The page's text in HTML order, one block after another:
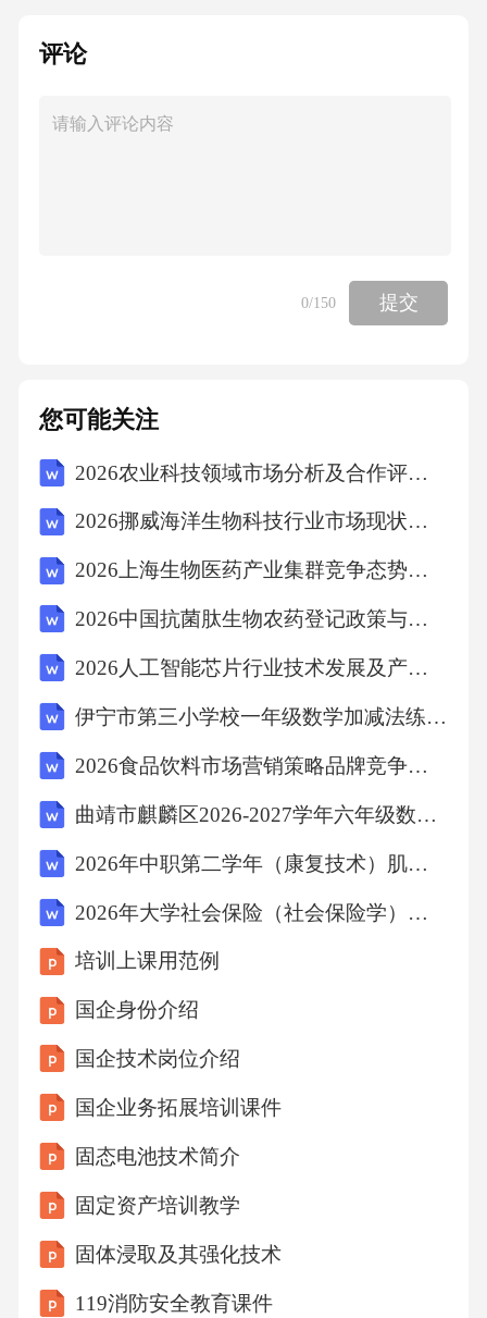
问卷简洁明了根据评估目标选择封闭式或开放
合适的问卷类型对收集的数据进行统计分析，
形式及讲师表现的直接反馈。设计问卷调查010
2组织小组讨论，鼓励参与者分享培训体验，以
训感受和改进建议，获取个性化反馈。实施一
对一访谈分析培训成效通过问卷或访谈形式收
集学员对培训内容、方式和讲师的满意度，以
测试，评估学员在培训前后技能水平的变化，
以量化培训效果。技能掌握测试跟踪学员在培
训后的工作表现和绩效提升，分析培训对长期
工作成效的影响。长期绩效跟踪培训资源管理0
资料数字化存储，便于检索和共享。电子化资
料管理对于无法电子化的资料，如实体书籍或
手册，建立专门的档案室进行分类存放。物理
资料存储定期审查培训资料的时效性，更新过
时内容，确保培训资源的准确性和有效性。资
料更新与维护培训师资源协调01通过定期的考
核和反馈机制，确保培训师的专业能力和教学
效果，选拔优秀人才。02组织专业培训，提供
识水平。03实施有效的激励措施，如绩效奖
金、晋升机会等，以保持培训师队伍的稳定性
和积极性。培训师的选拔与评估培训师的培训
与发展培训师的激励与保留培训场地与设备管
理01场地选择与布置选择合适的培训场地并进
行有效布置，确保培训环境舒适且有利于学
评论
0/150 提交
您可能关注
2026农业科技领域市场分析及合作评估布局发展计划报告
2026挪威海洋生物科技行业市场现状供需分析及投资评估规划分析研究报告
2026上海生物医药产业集群竞争态势发展现状投资评估分析
2026中国抗菌肽生物农药登记政策与绿色农业应用前景评估报告
2026人工智能芯片行业技术发展及产业链构建与应用领域研究报告
伊宁市第三小学校一年级数学加减法练习题
2026食品饮料市场营销策略品牌竞争力现状分析评估发展路线研究
曲靖市麒麟区2026-2027学年六年级数学第一学期期末质量检测试题含解析
2026年中职第二学年（康复技术）肌力训练技术试题及答案
2026年大学社会保险（社会保险学）试题及答案
培训上课用范例
国企身份介绍
国企技术岗位介绍
国企业务拓展培训课件
固态电池技术简介
固定资产培训教学
固体浸取及其强化技术
119消防安全教育课件